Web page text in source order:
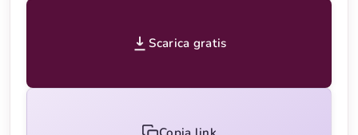
Scarica gratis